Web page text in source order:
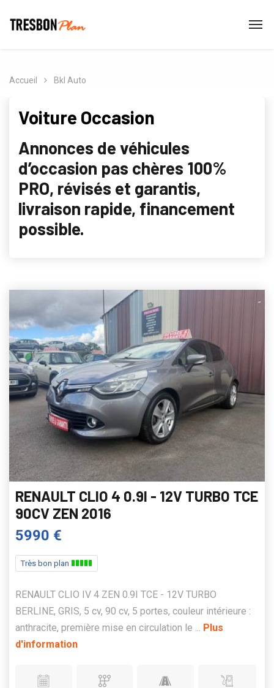
Accueil Bkl Auto
Voiture Occasion
Annonces de véhicules
d’occasion pas chères 100%
PRO, révisés et garantis,
livraison rapide, financement
possible.
RENAULT CLIO 4 0.9I - 12V TURBO TCE
90CV ZEN 2016
5990 €
Très bon plan
RENAULT CLIO IV 4 ZEN 0.9I TCE - 12V TURBO
BERLINE, GRIS, 5 cv, 90 cv, 5 portes, couleur intérieure :
anthracite, première mise en circulation le ... Plus
d'information